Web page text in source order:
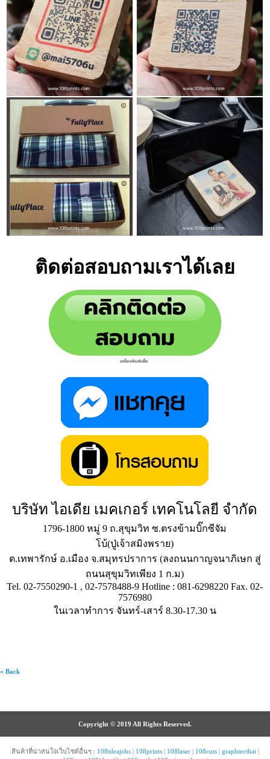
ติดต่อสอบถามเราได้เลย
บริษัท ไอเดีย เมคเกอร์ เทคโนโลยี จำกัด
1796-1800 หมู่ 9 ถ.สุขุมวิท ซ.ตรงข้ามบิ๊กซีจัม
โบ้(ปู่เจ้าสมิงพราย)
ต.เทพารักษ์ อ.เมือง จ.สมุทรปราการ (ลงถนนกาญจนาภิเษก สู่
ถนนสุขุมวิทเพียง 1 ก.ม)
Tel. 02-7550290-1 , 02-7578488-9 Hotline : 081-6298220 Fax. 02-
7576980
ในเวลาทำการ จันทร์-เสาร์ 8.30-17.30 น
« Back
Copyright © 2019 All Rights Reserved.
สินค้าที่น่าสนใจเว็บไซต์อื่นๆ : 108ideajobs| 108prints| 108laser| 108cuts| graphtecthai |